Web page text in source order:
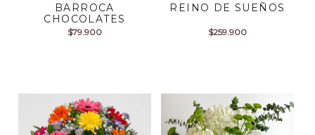
BARROCA
CHOCOLATES
$79.900
REINO DE SUEÑOS
$259.900